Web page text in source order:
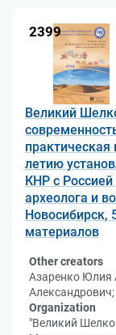
2399
Великий
летию
КНР с
археолога и
Новосибирск,
материалов
Other creators
Азаренко Юлия
Organization
"Великий